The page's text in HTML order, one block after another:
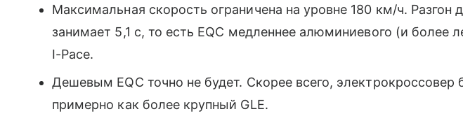
Максимальная скорость ограничена на уровне 180 км/ч. Разгон
занимает 5,1 с, то есть EQC медленнее алюминиевого (и более
I-Pace.
Дешевым EQC точно не будет. Скорее всего, электрокроссовер
примерно как более крупный GLE.